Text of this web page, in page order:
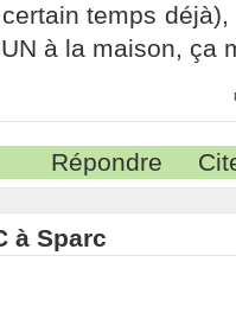
temps
à la maison, ça
Répondre
à Sparc